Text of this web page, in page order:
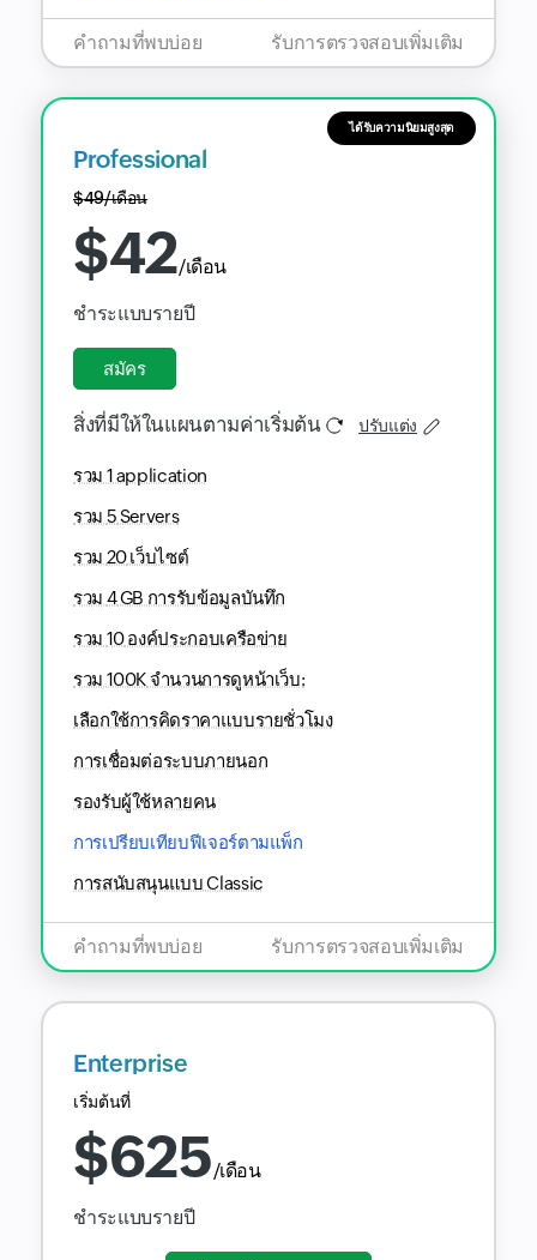
คำถามที่พบบ่อย รับการตรวจสอบเพิ่มเติม
ได้รับความนิยมสูงสุด
Professional
$49/เดือน
$42/เดือน
ชำระแบบรายปี
สมัคร
สิ่งที่มีให้ในแผนตามค่าเริ่มต้น ปรับแต่ง
รวม 1application
รวม 5Servers
รวม 20เว็บไซต์
รวม 4GB การรับข้อมูลบันทึก
รวม 10องค์ประกอบเครือข่าย
รวม 100K จำนวนการดูหน้าเว็บ:
เลือกใช้การคิดราคาแบบรายชั่วโมง
การเชื่อมต่อระบบภายนอก
รองรับผู้ใช้หลายคน
การเปรียบเทียบฟีเจอร์ตามแพ็ก
การสนับสนุนแบบ Classic
คำถามที่พบบ่อย รับการตรวจสอบเพิ่มเติม
Enterprise
เริ่มต้นที่
$625/เดือน
ชำระแบบรายปี